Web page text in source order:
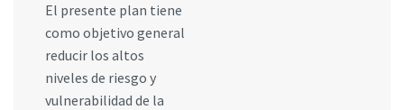
El presente plan tiene
como objetivo general
reducir los altos
niveles de riesgo y
vulnerabilidad de la